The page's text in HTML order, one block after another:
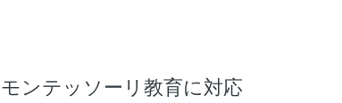
モンテッソーリ教育に対応